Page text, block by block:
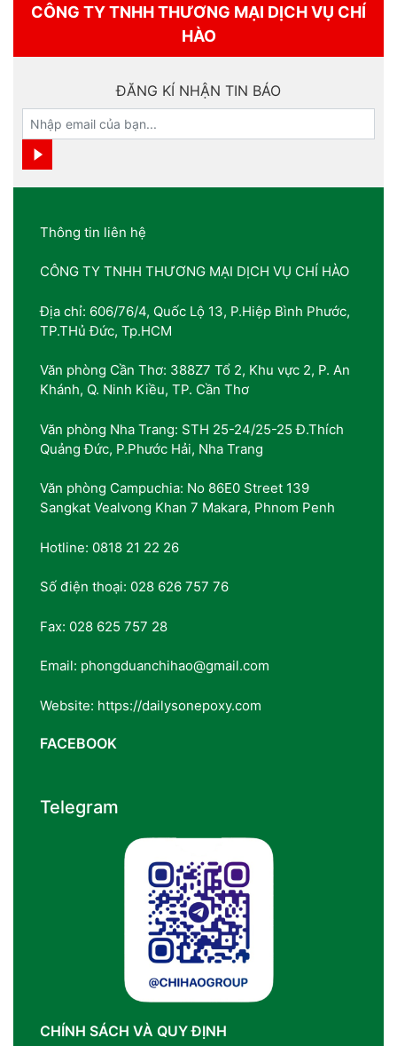
CÔNG TY TNHH THƯƠNG MẠI DỊCH VỤ CHÍ
HÀO
ĐĂNG KÍ NHẬN TIN BÁO
Thông tin liên hệ
CÔNG TY TNHH THƯƠNG MẠI DỊCH VỤ CHÍ HÀO
Địa chỉ: 606/76/4, Quốc Lộ 13, P.Hiệp Bình Phước,
TP.THủ Đức, Tp.HCM
Văn phòng Cần Thơ: 388Z7 Tổ 2, Khu vực 2, P. An
Khánh, Q. Ninh Kiều, TP. Cần Thơ
Văn phòng Nha Trang: STH 25-24/25-25 Đ.Thích
Quảng Đức, P.Phước Hải, Nha Trang
Văn phòng Campuchia: No 86E0 Street 139
Sangkat Vealvong Khan 7 Makara, Phnom Penh
Hotline: 0818 21 22 26
Số điện thoại: 028 626 757 76
Fax: 028 625 757 28
Email: phongduanchihao@gmail.com
Website: https://dailysonepoxy.com
FACEBOOK
Telegram
CHÍNH SÁCH VÀ QUY ĐỊNH